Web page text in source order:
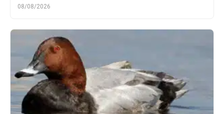
08/08/2026